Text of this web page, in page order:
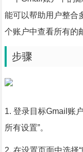
能可以帮助用户整合
个账户中查看所有的
步骤
1. 登录目标Gmail账
所有设置”。
2. 在设置页面中选择